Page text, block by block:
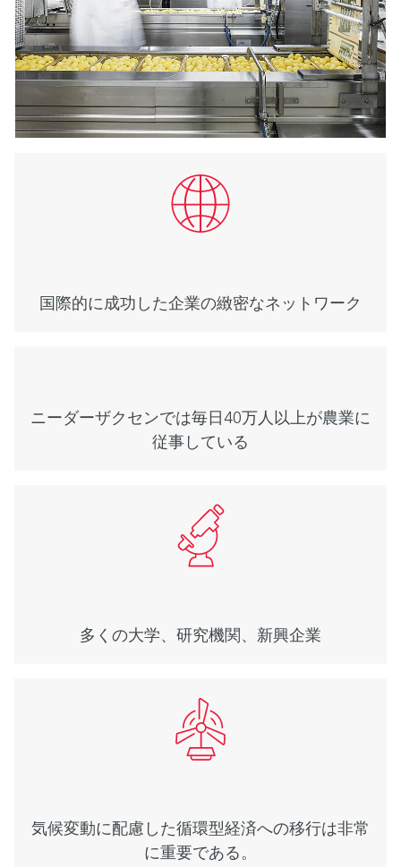
国際的に成功した企業の緻密なネットワーク
ニーダーザクセンでは毎日40万人以上が農業に
従事している
多くの大学、研究機関、新興企業
気候変動に配慮した循環型経済への移行は非常
に重要である。